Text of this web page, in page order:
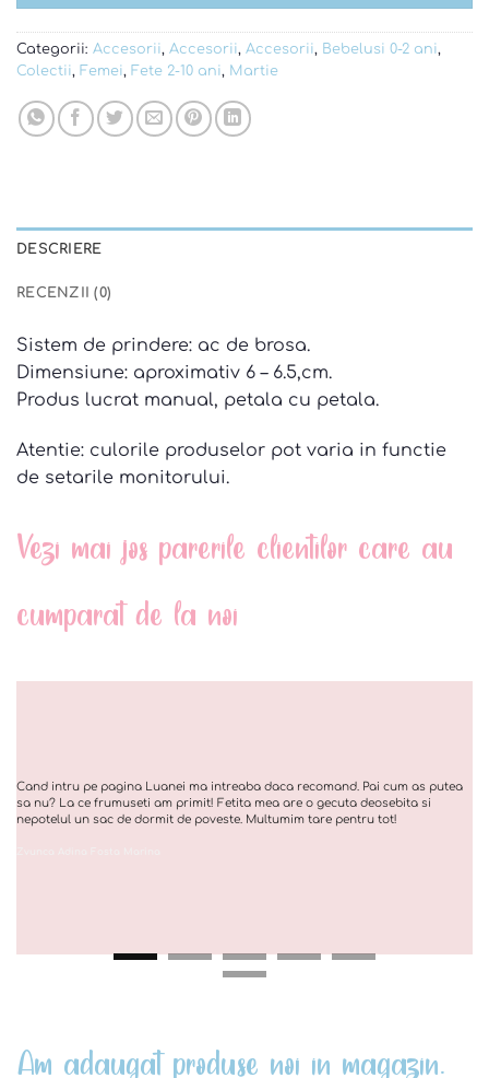
Categorii: Accesorii, Accesorii, Accesorii, Bebelusi 0-2 ani,
Colectii, Femei, Fete 2-10 ani, Martie
DESCRIERE
RECENZII (0)
Sistem de prindere: ac de brosa.
Dimensiune: aproximativ 6 – 6.5,cm.
Produs lucrat manual, petala cu petala.
Atentie: culorile produselor pot varia in functie
de setarile monitorului.
Vezi mai jos parerile clientilor care au
cumparat de la noi
Cand intru pe pagina Luanei ma intreaba daca recomand. Pai cum as putea
sa nu? La ce frumuseti am primit! Fetita mea are o gecuta deosebita si
nepotelul un sac de dormit de poveste. Multumim tare pentru tot!
Am adaugat produse noi in magazin.